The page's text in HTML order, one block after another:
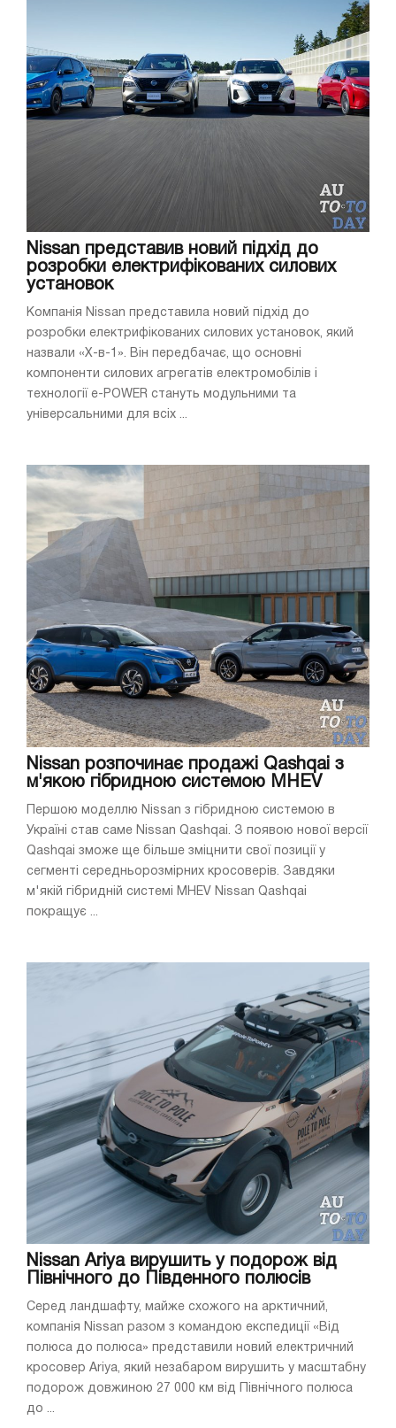
Nissan представив новий підхід до
розробки електрифікованих силових
установок
Компанія Nissan представила новий підхід до
розробки електрифікованих силових установок, який
назвали «X-в-1». Він передбачає, що основні
компоненти силових агрегатів електромобілів і
технології e-POWER стануть модульними та
універсальними для всіх ...
Nissan розпочинає продажі Qashqai з
м'якою гібридною системою MHEV
Першою моделлю Nissan з гібридною системою в
Україні став саме Nissan Qashqai. З появою нової версії
Qashqai зможе ще більше зміцнити свої позиції у
сегменті середньорозмірних кросоверів. Завдяки
м'якій гібридній системі MHEV Nissan Qashqai
покращує ...
Nissan Ariya вирушить у подорож від
Північного до Південного полюсів
Серед ландшафту, майже схожого на арктичний,
компанія Nissan разом з командою експедиції «Від
полюса до полюса» представили новий електричний
кросовер Ariya, який незабаром вирушить у масштабну
подорож довжиною 27 000 км від Північного полюса
до ...